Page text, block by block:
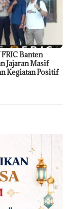
Banten
Jajaran Masif
Kegiatan Positif